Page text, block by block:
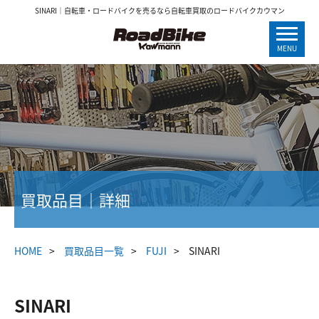
SINARI｜自転車・ロードバイクを売るなら自転車買取のロードバイクカウマン
MENU
買取品目｜詳細
HOME 買取品目一覧 FUJI SINARI
SINARI